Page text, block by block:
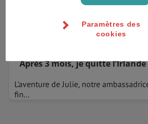
Après 3 mois, je quitte l’Irlande
L'aventure de Julie, notre
fin...
Paramètres des
cookies